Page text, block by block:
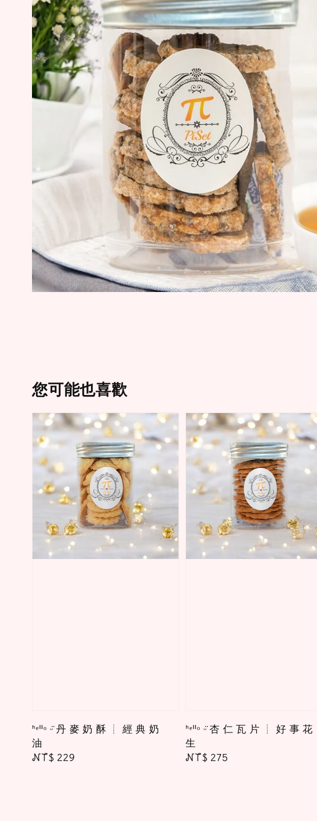
您可能也喜歡
ᑋᵉᑊᑊᵒ ᵕ̈ 丹 麥 奶 酥 ┊ 經 典 奶
油
Regular
NT$ 229
ᑋᵉᑊᑊᵒ ᵕ̈ 杏 仁 瓦 片 ┊ 好 事 花
生
Regular
NT$ 275